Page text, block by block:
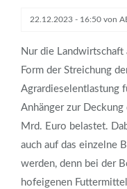
22.12.2023 - 16:50 von
Nur die
Form der Streichung
Agrardieselentlastung
Anhänger zur
Mrd. Euro belastet.
auch auf das einzelne
werden, denn bei der
hofeigenen